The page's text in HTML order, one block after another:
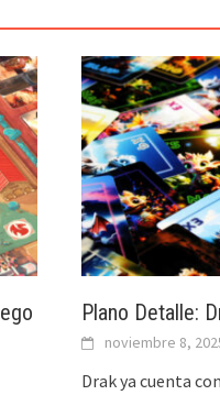
Plano Detalle:
noviembre 8,
Drak ya cuenta